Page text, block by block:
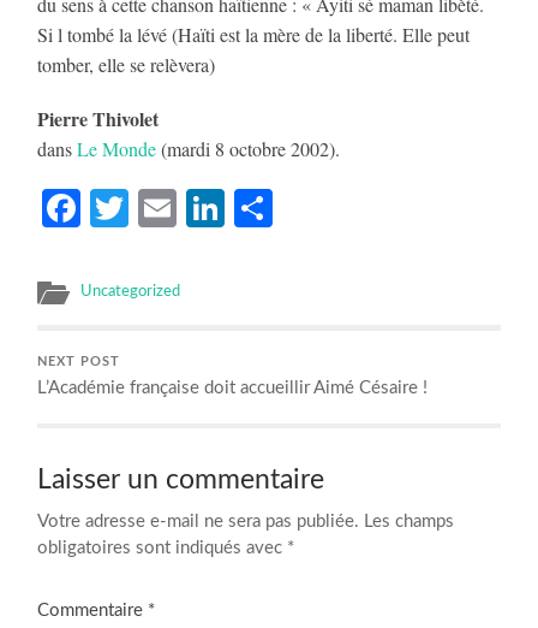
Si l tombé la lévé (Haïti est la mère de la liberté. Elle peut
tomber, elle se relèvera)
Pierre Thivolet
dansLe Monde(mardi 8 octobre 2002).
Facebook
Twitter
EmailLinkedIn
Uncategorized
NEXT POST
L’Académie française doit accueillir Aimé Césaire !
Laisser un commentaire
Votre adresse e-mail ne sera pas publiée. Les champs
obligatoires sont indiqués avec *
Commentaire *